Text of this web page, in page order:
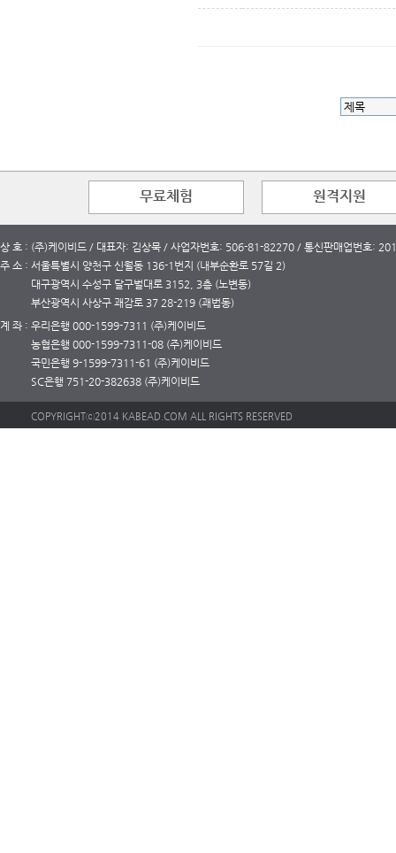
무료체험 원격지원
상 호 : (주)케이비드 / 대표자: 김상묵 / 사업자번호: 506-81-82270 / 통신판매업번호:
주 소 : 서울특별시 양천구 신월동 136-1번지 (내부순환로 57길 2)
대구광역시 수성구 달구벌대로 3152, 3층 (노변동)
부산광역시 사상구 괘감로 37 28-219 (괘법동)
계 좌 : 우리은행 000-1599-7311 (주)케이비드
농협은행 000-1599-7311-08 (주)케이비드
국민은행 9-1599-7311-61 (주)케이비드
SC은행 751-20-382638 (주)케이비드
COPYRIGHTⓒ2014 KABEAD.COM ALL RIGHTS RESERVED